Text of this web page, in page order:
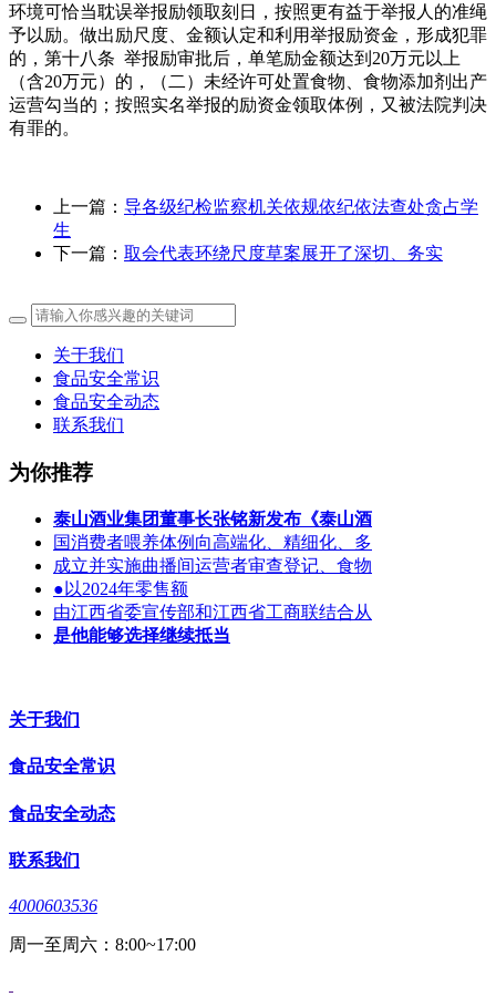
环境可恰当耽误举报励领取刻日，按照更有益于举报人的准绳
予以励。做出励尺度、金额认定和利用举报励资金，形成犯罪
的，第十八条 举报励审批后，单笔励金额达到20万元以上
（含20万元）的，（二）未经许可处置食物、食物添加剂出产
运营勾当的；按照实名举报的励资金领取体例，又被法院判决
有罪的。
上一篇： 导各级纪检监察机关依规依纪依法查处贪占学
生
下一篇： 取会代表环绕尺度草案展开了深切、务实
关于我们
食品安全常识
食品安全动态
联系我们
为你推荐
泰山酒业集团董事长张铭新发布《泰山酒
国消费者喂养体例向高端化、精细化、多
成立并实施曲播间运营者审查登记、食物
●以2024年零售额
由江西省委宣传部和江西省工商联结合从
是他能够选择继续抵当
关于我们
食品安全常识
食品安全动态
联系我们
4000603536
周一至周六：8:00~17:00